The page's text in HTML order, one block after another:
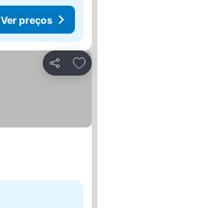
Ver preços
Partilhar
Adicionar aos favoritos